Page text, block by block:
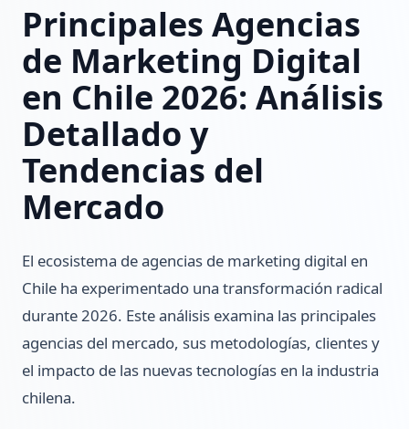
Principales Agencias
de Marketing Digital
en Chile 2026: Análisis
Detallado y
Tendencias del
Mercado
El ecosistema de agencias de marketing digital en
Chile ha experimentado una transformación radical
durante 2026. Este análisis examina las principales
agencias del mercado, sus metodologías, clientes y
el impacto de las nuevas tecnologías en la industria
chilena.